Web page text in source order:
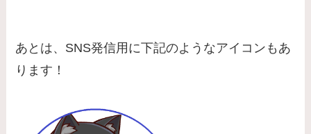
あとは、SNS発信用に下記のようなアイコンもあ
ります！